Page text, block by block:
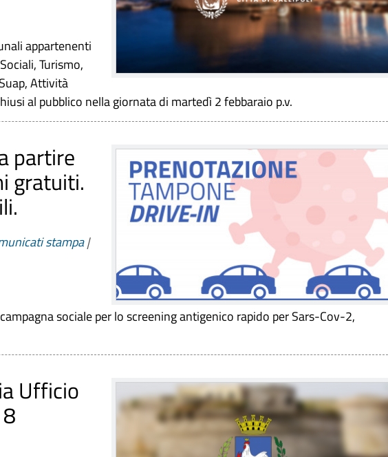
appartenenti
Turismo,
Attività
al pubblico nella giornata di martedì 2 febbaraio p.v.
partire
gratuiti.
stampa|
sociale per lo screening antigenico rapido per Sars-Cov-2,
Ufficio